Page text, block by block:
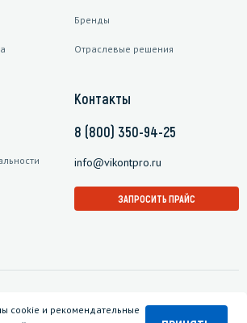
Бренды
Отраслевые решения
Контакты
8 (800) 350-94-25
info@vikontpro.ru
ЗАПРОСИТЬ ПРАЙС
cookie и рекомендательные